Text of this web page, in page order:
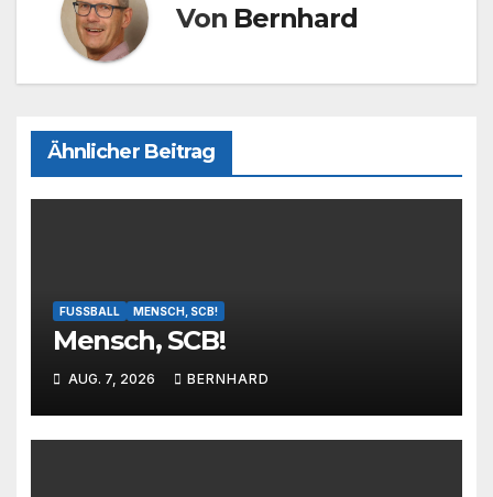
Von Bernhard
Ähnlicher Beitrag
FUSSBALL MENSCH, SCB!
Mensch, SCB!
AUG. 7, 2026 BERNHARD